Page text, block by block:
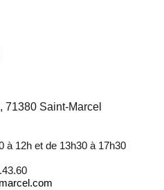
71380 Saint-Marcel
à 12h et de 13h30 à 17h30